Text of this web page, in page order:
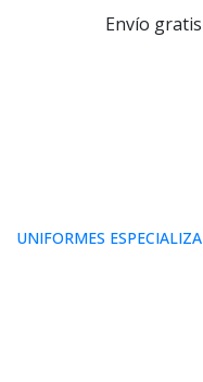
Envío
UNIFORMES